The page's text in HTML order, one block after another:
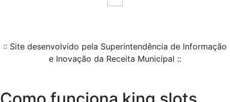
:: Site desenvolvido pela Superintendência de Informação
e Inovação da Receita Municipal ::